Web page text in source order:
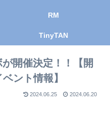
RM
TinyTAN
開催決定！！【開
ント情報】
2024.06.25 2024.06.20